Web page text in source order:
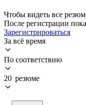
Чтобы видеть все
После регистрации
Зарегистрироваться
За всё время
По соответствию
20 резюме